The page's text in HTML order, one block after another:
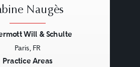
Naugès
Will & Schulte
Paris, FR
Practice Areas